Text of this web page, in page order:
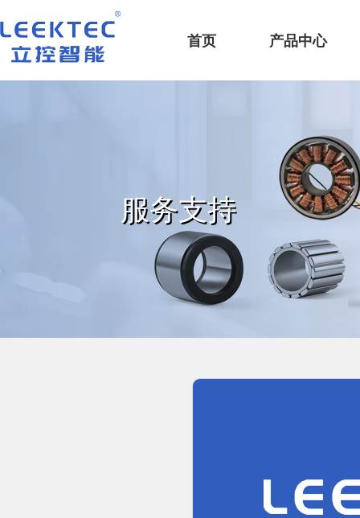
深圳市立控智能科技有限公司
首页
产品中心
服务支持